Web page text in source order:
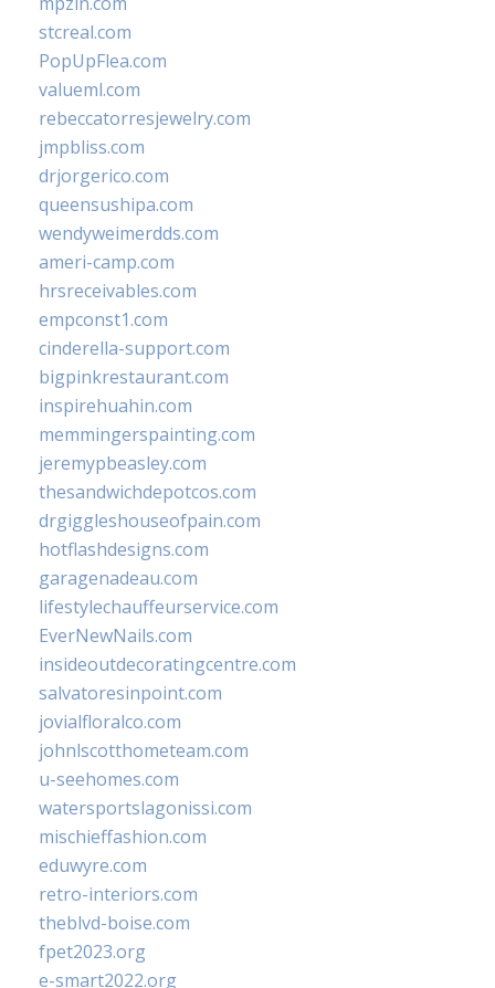
stcreal.com
PopUpFlea.com
valueml.com
rebeccatorresjewelry.com
jmpbliss.com
drjorgerico.com
queensushipa.com
wendyweimerdds.com
ameri-camp.com
hrsreceivables.com
empconst1.com
cinderella-support.com
bigpinkrestaurant.com
inspirehuahin.com
memmingerspainting.com
jeremypbeasley.com
thesandwichdepotcos.com
drgiggleshouseofpain.com
hotflashdesigns.com
garagenadeau.com
lifestylechauffeurservice.com
EverNewNails.com
insideoutdecoratingcentre.com
salvatoresinpoint.com
jovialfloralco.com
johnlscotthometeam.com
u-seehomes.com
watersportslagonissi.com
mischieffashion.com
eduwyre.com
retro-interiors.com
theblvd-boise.com
fpet2023.org
e-smart2022.org